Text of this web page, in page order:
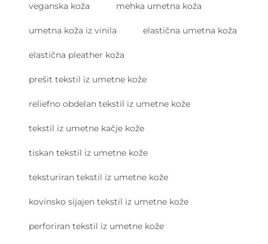
veganska koža mehka umetna koža
umetna koža iz vinila elastična umetna koža
elastična pleather koža
prešit tekstil iz umetne kože
reliefno obdelan tekstil iz umetne kože
tekstil iz umetne kačje kože
tiskan tekstil iz umetne kože
teksturiran tekstil iz umetne kože
kovinsko sijajen tekstil iz umetne kože
perforiran tekstil iz umetne kože